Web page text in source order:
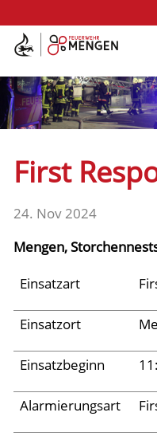
Kontakt Impressum
Die
Fachdienste
Fahrzeuge
Einsätze
Archiv 2025
Archiv 2024
Archiv 2023
Archiv 2022
First
24. Nov 2024
Mengen,
Einsatzart
Einsatzort
Einsatzbeginn
Alarmierungsart